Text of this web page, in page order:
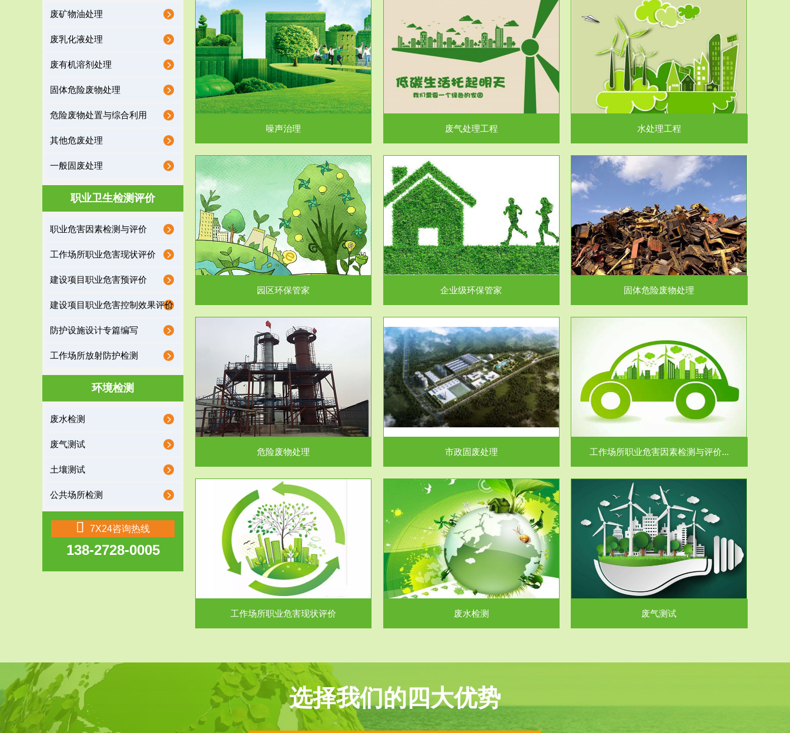
废矿物油处理
废乳化液处理
废有机溶剂处理
固体危险废物处理
危险废物处置与综合利用
其他危废处理
一般固废处理
职业卫生检测评价
职业危害因素检测与评价
工作场所职业危害现状评价
建设项目职业危害预评价
建设项目职业危害控制效果评价
防护设施设计专篇编写
工作场所放射防护检测
环境检测
废水检测
废气测试
土壤测试
公共场所检测
7X24咨询热线
138-2728-0005
服务范围
噪声治理
噪声治理
服务范围
废气处理工程
废气处理工程
服务范围
水处理工程
水处理工程
服务范围
园区环保管家
保护作用促进供给侧结...
园区环保管家
服务范围
企业级环保管家
排污许可证作为企业环保执法情况的一个重要依
据，其必要性及合规性...
企业级环保管家
服务范围
固体危险废物处理
固体废物解释：固体废物是指人们在生产建设、
日常生活和其他活动中...
固体危险废物处理
服务范围
危险废物处理
危险废物解释：根据《中华人民共和国固体废物
污染防治法》的规定，危...
危险废物处理
服务范围
市政固废处理
蔚蓝生态环境科技所从事的市政废物处理业务包
括市政废物的处理处...
市政固废处理
服务范围
工作场所职业危害因素检测与评价...
【检测评价意义】：全面了解工作场所职业病危
害因素分布与浓（强）度...
工作场所职业危害因素检测与评价...
服务范围
工作场所职业危害现状评价
工作场所职业危害现状评价
服务范围
废水检测
废水污水检测主要是对企业工厂在生产工艺过程
中排出的废水、污水...
废水检测
服务范围
废气测试
检测范围工业废气检测包括有机废气和无机废
气。有机废气主要包括...
废气测试
选择我们的四大优势